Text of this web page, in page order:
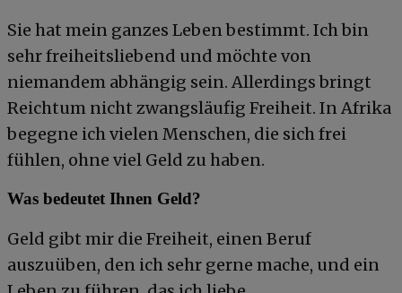
Sie hat mein ganzes Leben bestimmt. Ich bin
sehr freiheitsliebend und möchte von
niemandem abhängig sein. Allerdings bringt
Reichtum nicht zwangsläufig Freiheit. In Afrika
begegne ich vielen Menschen, die sich frei
fühlen, ohne viel Geld zu haben.
Was bedeutet Ihnen Geld?
Geld gibt mir die Freiheit, einen Beruf
auszuüben, den ich sehr gerne mache, und ein